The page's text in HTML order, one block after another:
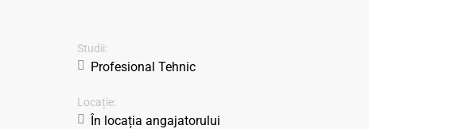
Studii:
Profesional Tehnic
Locație:
În locația angajatorului